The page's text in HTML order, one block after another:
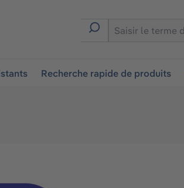
Recherche rapide de produits